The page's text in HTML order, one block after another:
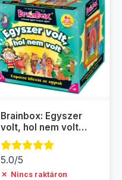
Brainbox: Egyszer
volt, hol nem volt
társasjáték
5.0/5
✗ Nincs raktáron